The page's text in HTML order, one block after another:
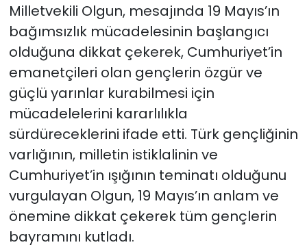
Milletvekili Olgun, mesajında 19 Mayıs’ın
bağımsızlık mücadelesinin başlangıcı
olduğuna dikkat çekerek, Cumhuriyet’in
emanetçileri olan gençlerin özgür ve
güçlü yarınlar kurabilmesi için
mücadelelerini kararlılıkla
sürdüreceklerini ifade etti. Türk gençliğinin
varlığının, milletin istiklalinin ve
Cumhuriyet’in ışığının teminatı olduğunu
vurgulayan Olgun, 19 Mayıs’ın anlam ve
önemine dikkat çekerek tüm gençlerin
bayramını kutladı.